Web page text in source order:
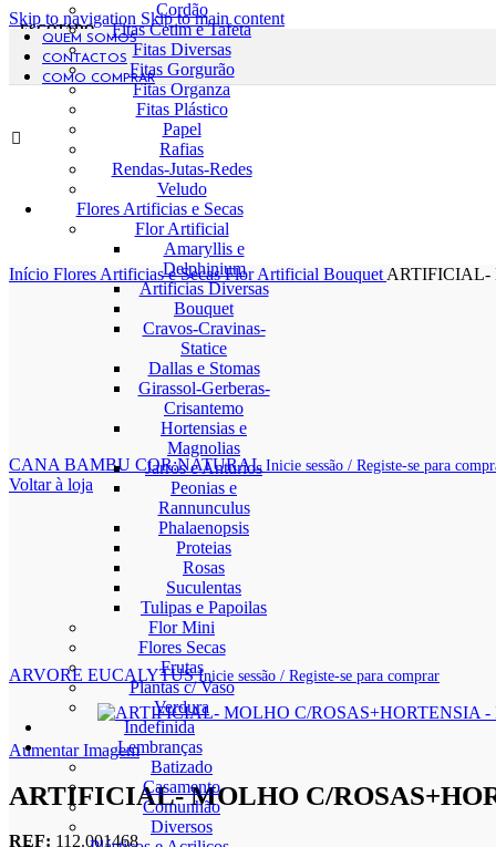
Skip to navigation Skip to main content
QUEM SOMOS
CONTACTOS
COMO COMPRAR
Cordão
Fitas Cetim e Tafeta
Fitas Diversas
Fitas Gorgurão
Fitas Organza
Fitas Plástico
Papel
Rafias
Rendas-Jutas-Redes
Veludo
Flores Artificias e Secas
Flor Artificial
Amaryllis e
Delphinium
Artificias Diversas
Bouquet
Cravos-Cravinas-
Statice
Dallas e Stomas
Girassol-Gerberas-
Crisantemo
Hortensias e
Magnolias
Jarros e Anturios
Peonias e
Rannunculus
Phalaenopsis
Proteias
Rosas
Suculentas
Tulipas e Papoilas
Flor Mini
Flores Secas
Frutas
Plantas c/ Vaso
Verdura
Indefinida
Lembranças
Batizado
Casamento
Comunhão
Diversos
Início Flores Artificias e SecasFlor Artificial Bouquet ARTIFICIAL-
CANA BAMBU COR:NATURAL Inicie sessão / Registe-se para
Voltar à loja
ARVORE EUCALYTUSInicie sessão / Registe-se para comprar
ESGOTADO
Aumentar Imagem
ARTIFICIAL- MOLHO C/
REF: 112.001468